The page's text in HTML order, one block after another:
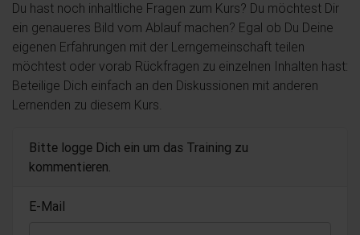
Du hast noch inhaltliche Fragen zum Kurs? Du möchtest Dir
ein genaueres Bild vom Ablauf machen? Egal ob Du Deine
eigenen Erfahrungen mit der Lerngemeinschaft teilen
möchtest oder vorab Rückfragen zu einzelnen Inhalten hast:
Beteilige Dich einfach an den Diskussionen mit anderen
Lernenden zu diesem Kurs.
Bitte logge Dich ein um das Training zu
kommentieren.
E-Mail